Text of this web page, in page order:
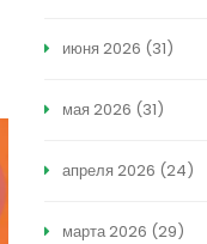
июня 2026 (31)
мая 2026 (31)
апреля 2026 (24)
марта 2026 (29)